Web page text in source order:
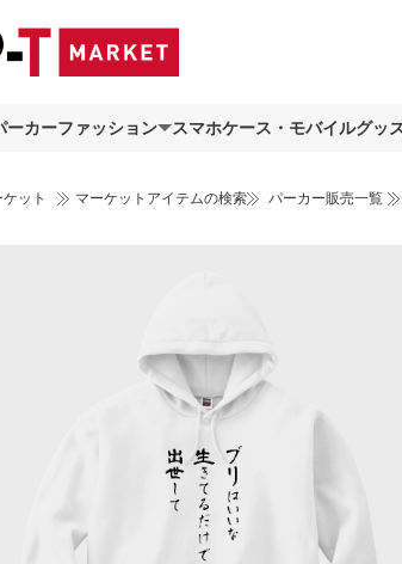
ーカーファッション スマホケース・モバイルグッ
ット マーケットアイテムの検索 パーカー販売一覧